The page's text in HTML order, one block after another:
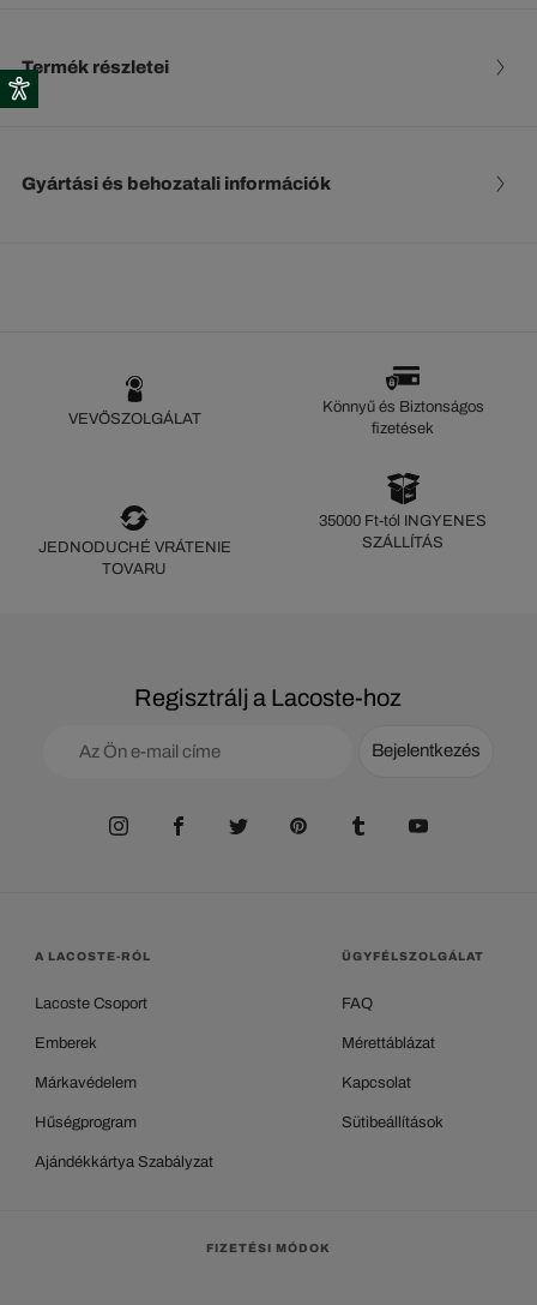
Termék részletei
Gyártási és behozatali információk
VEVŐSZOLGÁLAT
Könnyű és Biztonságos
fizetések
JEDNODUCHÉ VRÁTENIE
TOVARU
35000 Ft-tól INGYENES
SZÁLLÍTÁS
Regisztrálj a Lacoste-hoz
Bejelentkezés
A LACOSTE-RÓL
Lacoste Csoport
Emberek
Márkavédelem
Hűségprogram
Ajándékkártya Szabályzat
ÜGYFÉLSZOLGÁLAT
FAQ
Mérettáblázat
Kapcsolat
Sütibeállítások
FIZETÉSI MÓDOK